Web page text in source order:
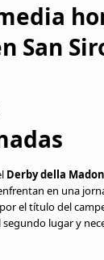
San
Derby della
en una
el título del
segundo lugar y